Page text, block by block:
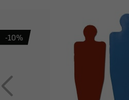
-10%